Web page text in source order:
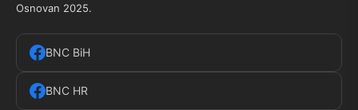
Osnovan 2025.
BNC BiH
BNC HR